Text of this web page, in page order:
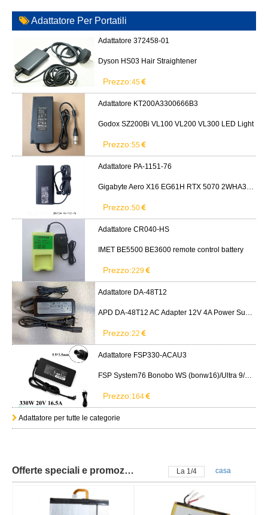
Adattatore Per Portatili
Adattatore 372458-01
Dyson HS03 Hair Straightener
Prezzo:45
Adattatore KT200A3300666B3
Godox SZ200Bi VL100 VL200 VL300 LED Light
Prezzo:55
Adattatore PA-1151-76
Gigabyte Aero X16 EG61H RTX 5070 2WHA3USC64AH LITEON PA-1151-76 150W adapter
Prezzo:50
Adattatore CR040-HS
IMET BE5500 BE3600 remote control battery
Prezzo:229
Adattatore DA-48T12
APD DA-48T12 AC Adapter 12V 4A Power Supply Cord
Prezzo:22
Adattatore FSP330-ACAU3
FSP System76 Bonobo WS (bonw16)/Ultra 9/RTX5090
Prezzo:164
Adattatore per tutte le categorie
Offerte speciali e promozioni La 2/4 casa